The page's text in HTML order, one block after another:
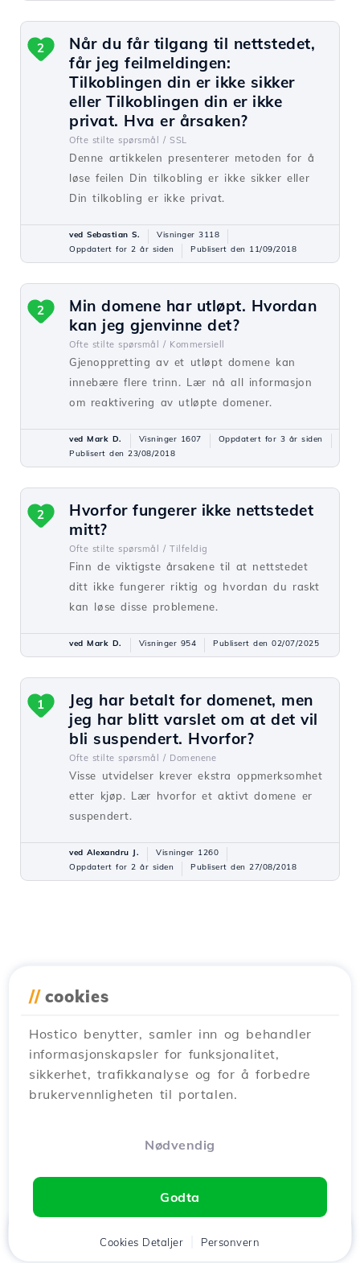
Når du får tilgang til nettstedet,
får jeg feilmeldingen:
Tilkoblingen din er ikke sikker
eller Tilkoblingen din er ikke
privat. Hva er årsaken?
Ofte stilte spørsmål / SSL
Denne artikkelen presenterer metoden for å
løse feilen Din tilkobling er ikke sikker eller
Din tilkobling er ikke privat.
2
ved Sebastian S.
Visninger 3118
Oppdatert for 2 år siden
Publisert den 11/09/2018
Min domene har utløpt. Hvordan
kan jeg gjenvinne det?
Ofte stilte spørsmål / Kommersiell
Gjenoppretting av et utløpt domene kan
innebære flere trinn. Lær nå all informasjon
om reaktivering av utløpte domener.
2
ved Mark D. Visninger 1607
Oppdatert for 3 år siden
Publisert den 23/08/2018
Hvorfor fungerer ikke nettstedet
mitt?
Ofte stilte spørsmål / Tilfeldig
Finn de viktigste årsakene til at nettstedet
ditt ikke fungerer riktig og hvordan du raskt
kan løse disse problemene.
2
ved Mark D. Visninger 954 Publisert den 02/07/2025
Jeg har betalt for domenet, men
jeg har blitt varslet om at det vil
bli suspendert. Hvorfor?
Ofte stilte spørsmål / Domenene
Visse utvidelser krever ekstra oppmerksomhet
etter kjøp. Lær hvorfor et aktivt domene er
suspendert.
1
ved Alexandru J.
Visninger 1260
Oppdatert for 2 år siden
Publisert den 27/08/2018
// cookies
Hostico benytter, samler inn og behandler
informasjonskapsler for funksjonalitet,
sikkerhet, trafikkanalyse og for å forbedre
brukervennligheten til portalen.
Nødvendig
Godta
Cookies Detaljer Personvern
Kunde Handlekurv Chat